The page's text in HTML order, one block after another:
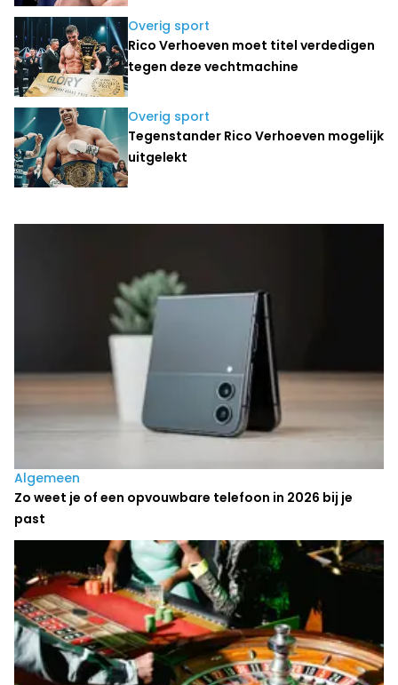
Overig sport
Rico Verhoeven moet titel verdedigen
tegen deze vechtmachine
Overig sport
Tegenstander Rico Verhoeven mogelijk
uitgelekt
Laatste nieuws
Algemeen
Zo weet je of een opvouwbare telefoon in 2026 bij je
past